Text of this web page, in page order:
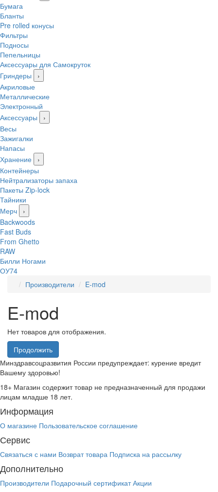
Бумага
Бланты
Pre rolled конусы
Фильтры
Подносы
Пепельницы
Аксессуары для Самокруток
Гриндеры
›
Акриловые
Металлические
Электронный
Аксессуары
›
Весы
Зажигалки
Напасы
Хранение
›
Контейнеры
Нейтрализаторы запаха
Пакеты Zip-lock
Тайники
Мерч
›
Backwoods
Fast Buds
From Ghetto
RAW
Билли Ногами
ОУ74
Производители
E-mod
E-mod
Нет товаров для отображения.
Продолжить
Минздравсоцразвития России предупреждает: курение вредит
Вашему здоровью!
18+ Магазин содержит товар не предназначенный для продажи
лицам младше 18 лет.
Информация
О магазине Пользовательское соглашение
Сервис
Связаться с нами Возврат товара Подписка на рассылку
Дополнительно
Производители Подарочный сертификат Акции